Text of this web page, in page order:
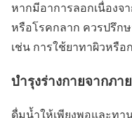
หากมีอาการลอกเนื่องจ
หรือโรคกลาก ควรปรึก
เช่น การใช้ยาทาผิวหรือ
บำรุงร่างกายจากภา
ดื่มน้ำให้เพียงพอและทา